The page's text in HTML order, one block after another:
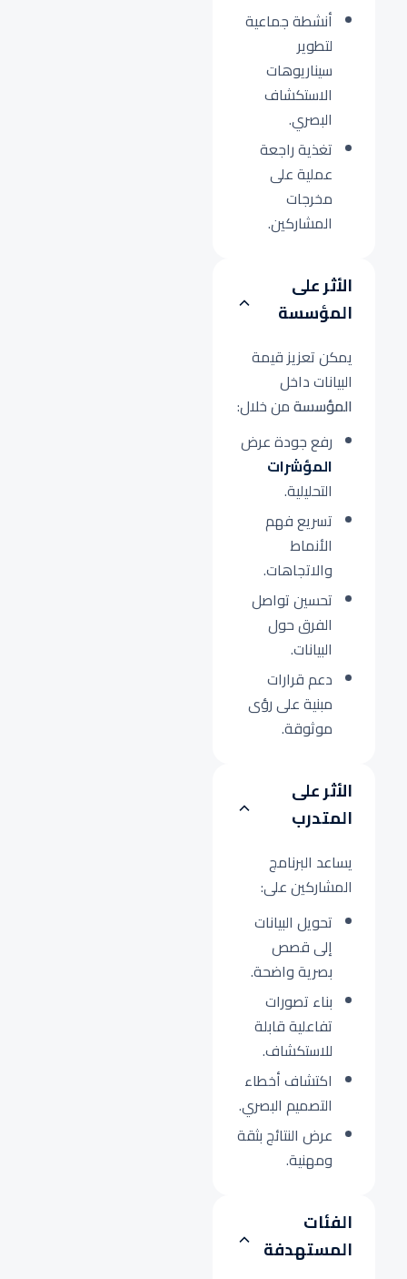
أنشطة جماعية
لتطوير
سيناريوهات
الاستكشاف
البصري.
تغذية راجعة
عملية على
مخرجات
المشاركين.
الأثر على
المؤسسة
يمكن تعزيز قيمة
البيانات داخل
المؤسسةمن خلال:
رفع جودة عرض
المؤشرات
التحليلية.
تسريع فهم
الأنماط
والاتجاهات.
تحسين تواصل
الفرق حول
البيانات.
دعم قرارات
مبنية على رؤى
موثوقة.
الأثر على
المتدرب
يساعد البرنامج
المشاركين على:
تحويل البيانات
إلى قصص
بصرية واضحة.
بناء تصورات
تفاعلية قابلة
للاستكشاف.
اكتشاف أخطاء
التصميم البصري.
عرض النتائج بثقة
ومهنية.
الفئات
المستهدفة